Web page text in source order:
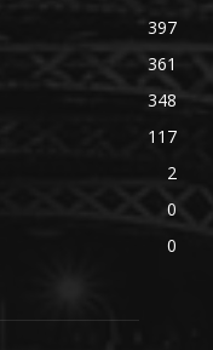
397
361
348
117
2
0
0